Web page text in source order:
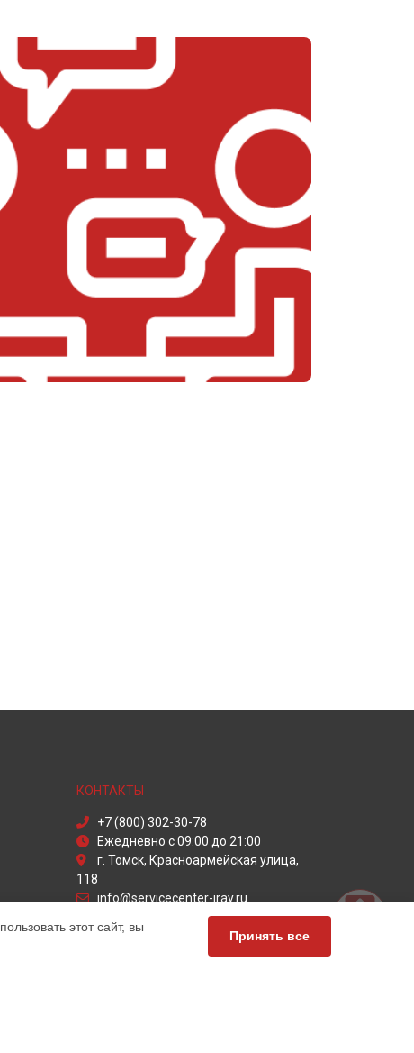
КОНТАКТЫ
+7 (800) 302-30-78
Ежедневно с 09:00 до 21:00
г. Томск, Красноармейская улица,
118
info@servicecenter-iray.ru
Политика конфиденциальности
этот сайт, вы
Принять все